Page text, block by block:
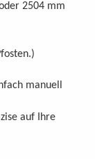
2504 mm
.)
manuell
auf Ihre